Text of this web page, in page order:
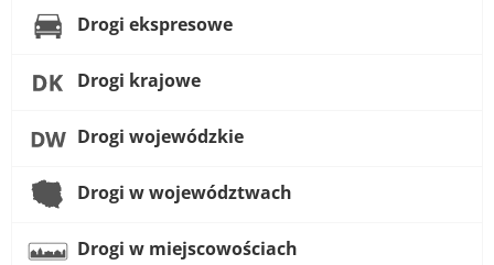
Drogi ekspresowe
Drogi krajowe
Drogi wojewódzkie
Drogi w województwach
Drogi w miejscowościach